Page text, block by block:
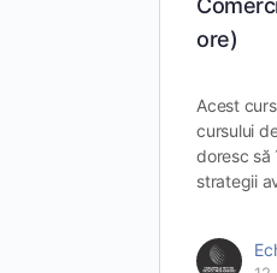
ore)
Acest
cursului
doresc să
strategii